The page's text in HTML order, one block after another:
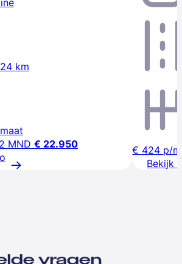
km
MND € 22.950
€ 424 p/m
Bekijk
vragen